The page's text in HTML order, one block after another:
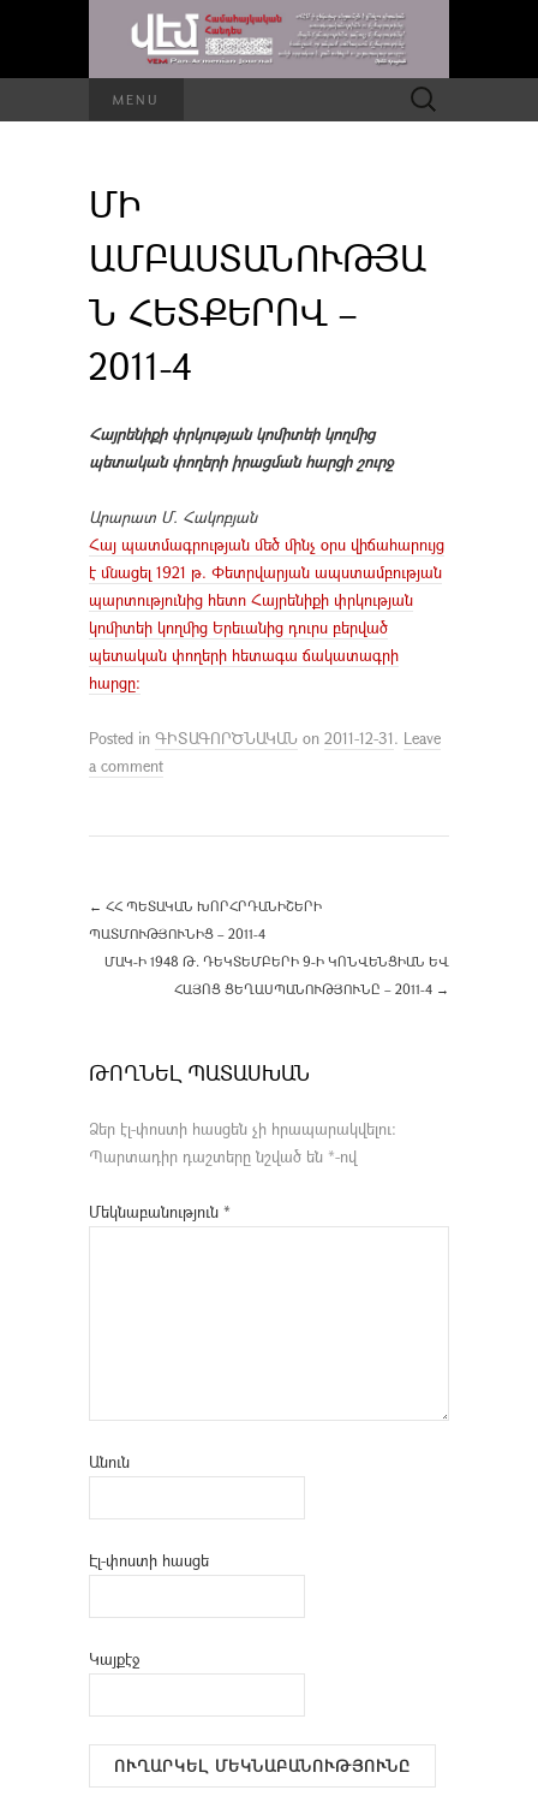
MENU Որոնել՝
ՄԻ
ԱՄԲԱՍՏԱՆՈՒԹՅԱ
Ն ՀԵՏՔԵՐՈՎ –
2011-4
Հայրենիքի փրկության կոմիտեի կողմից
պետական փողերի իրացման հարցի շուրջ
Արարատ Մ. Հակոբյան
Հայ պատմագրության մեծ մինչ օրս վիճահարույց
է մնացել 1921 թ. Փետրվարյան ապստամբության
պարտությունից հետո Հայրենիքի փրկության
կոմիտեի կողմից Երեւանից դուրս բերված
պետական փողերի հետագա ճակատագրի
հարցը:
Posted in ԳԻՏԱԳՈՐԾՆԱԿԱՆ on 2011-12-31. Leave
a comment
← ՀՀ ՊԵՏԱԿԱՆ ԽՈՐՀՐԴԱՆԻՇԵՐԻ
ՊԱՏՄՈՒԹՅՈՒՆԻՑ – 2011-4
ՄԱԿ-Ի 1948 Թ. ԴԵԿՏԵՄԲԵՐԻ 9-Ի ԿՈՆՎԵՆՑԻԱՆ ԵՎ
ՀԱՅՈՑ ՑԵՂԱՍՊԱՆՈՒԹՅՈՒՆԸ – 2011-4 →
ԹՈՂՆԵԼ ՊԱՏԱՍԽԱՆ
Ձեր էլ-փոստի հասցեն չի հրապարակվելու։
Պարտադիր դաշտերը նշված են *-ով
Մեկնաբանություն *
Անուն
Էլ-փոստի հասցե
Կայքէջ